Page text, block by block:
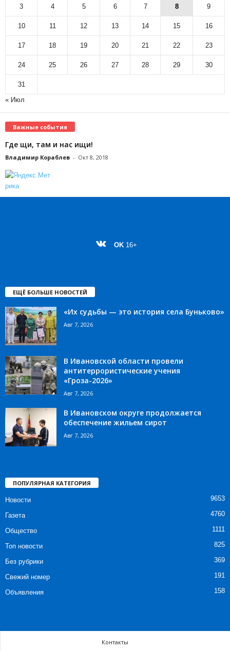
3 4 5 6 7 8 9
10 11 12 13 14 15 16
17 18 19 20 21 22 23
24 25 26 27 28 29 30
31
« Июл
Важные события
Где щи, там и нас ищи!
Владимир Кораблев - Окт 8, 2018
OK 16+
ЕЩЁ БОЛЬШЕ НОВОСТЕЙ
«Их судьбы — это история села Буньково»
Авг 7, 2026
В Ивановской области провели
антитеррористические учения
«Гроза-2026»
Авг 7, 2026
В Ивановском округе продолжается
обеспечение жильем сирот
Авг 7, 2026
ПОПУЛЯРНАЯ КАТЕГОРИЯ
Новости 9653
Газета 4760
Общество 1111
Топ новости 825
Без рубрики 369
Свежий номер 191
Объявления 158
Контакты